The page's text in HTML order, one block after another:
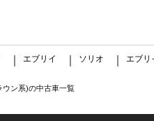
エブリイ ソリオ エブリ
ウン系)の中古車一覧